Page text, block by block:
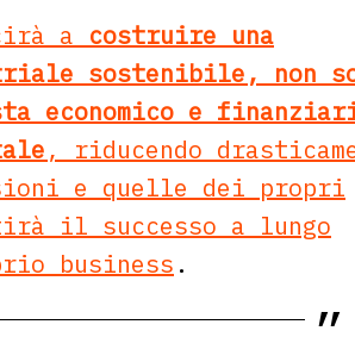
a costruire una
sostenibile, non
economico e
, riducendo
e quelle dei propri
il successo a lungo
business .